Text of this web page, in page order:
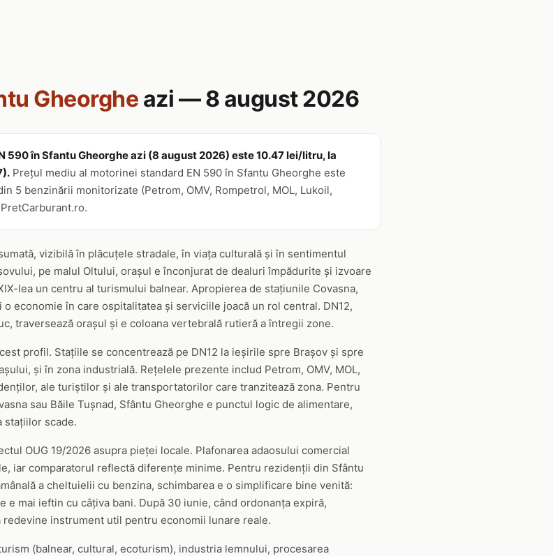
Gheorghe azi — 8 august 2026
590 în Sfantu Gheorghe azi (8 august 2026) este 10.47 lei/litru, la
Prețul mediu al motorinei standard EN 590 în Sfantu Gheorghe este
5 benzinării monitorizate (Petrom, OMV, Rompetrol, MOL, Lukoil,
vizibilă în plăcuțele stradale, în viața culturală și în sentimentul
pe malul Oltului, orașul e înconjurat de dealuri împădurite și izvoare
lea un centru al turismului balnear. Apropierea de stațiunile Covasna,
economie în care ospitalitatea și serviciile joacă un rol central. DN12,
traversează orașul și e coloana vertebrală rutieră a întregii zone.
profil. Stațiile se concentrează pe DN12 la ieșirile spre Brașov și spre
și în zona industrială. Rețelele prezente includ Petrom, OMV, MOL,
ale turiștilor și ale transportatorilor care tranzitează zona. Pentru
sau Băile Tușnad, Sfântu Gheorghe e punctul logic de alimentare,
stațiilor scade.
OUG 19/2026 asupra pieței locale. Plafonarea adaosului comercial
iar comparatorul reflectă diferențe minime. Pentru rezidenții din Sfântu
a cheltuielii cu benzina, schimbarea e o simplificare bine venită:
e mai ieftin cu câțiva bani. După 30 iunie, când ordonanța expiră,
instrument util pentru economii lunare reale.
(balnear, cultural, ecoturism), industria lemnului, procesarea